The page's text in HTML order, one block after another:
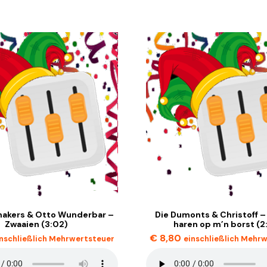
& Otto Wunderbar –
Zwaaien (3:02)
Mehrwertsteuer
Die Dumonts & Christoff –
haren op m’n borst
€8,80 einschließlich